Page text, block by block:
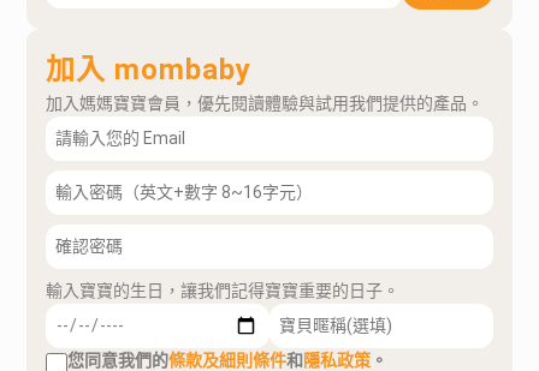
加入 mombaby
加入媽媽寶寶會員，優先閱讀體驗與試用我們提供的產品。
輸入寶寶的生日，讓我們記得寶寶重要的日子。
您同意我們的條款及細則條件和隱私政策 。